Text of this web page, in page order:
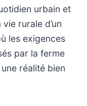
urbain et
rurale d’un
les exigences
par la ferme
réalité bien